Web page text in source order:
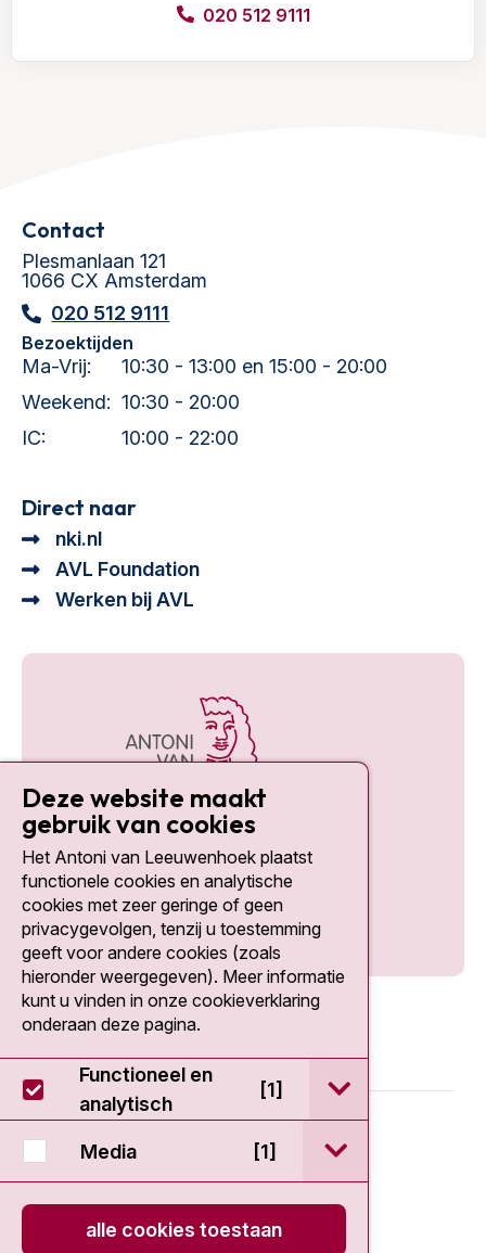
020 512 9111
Contact
Plesmanlaan 121
1066 CX Amsterdam
020 512 9111
Bezoektijden
Ma-Vrij:
10:30 - 13:00 en 15:00 - 20:00
Weekend: 10:30 - 20:00
IC:
10:00 - 22:00
Direct naar
nki.nl
AVL Foundation
Werken bij AVL
Social media
© 2026 - Antoni van Leeuwenhoek
Privacy statement
Deze website maakt
gebruik van cookies
Het Antoni van Leeuwenhoek plaatst
functionele cookies en analytische
cookies met zeer geringe of geen
privacygevolgen, tenzij u toestemming
geeft voor andere cookies (zoals
hieronder weergegeven). Meer informatie
kunt u vinden in onze cookieverklaring
onderaan deze pagina.
Functioneel en
analytisch
[1] open / sluit
Media [1] open / sluit
alle cookies toestaan